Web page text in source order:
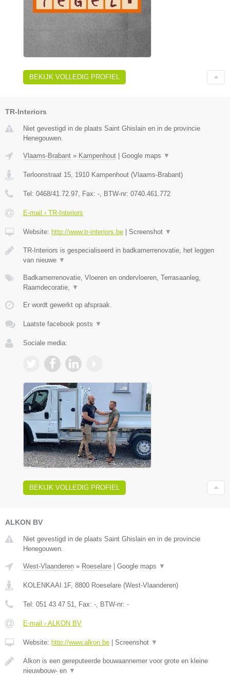
BEKIJK VOLLEDIG PROFIEL
TR-Interiors
Niet gevestigd in de plaats Saint Ghislain en in de provincie
Henegouwen.
Vlaams-Brabant » Kampenhout Google maps ▼
Terloonstraat 15 1910 Kampenhout (Vlaams-Brabant)
Tel: 0468/41.72.97 , Fax: - , BTW-nr: 0740.461.772
E-mail › TR-Interiors
Website: http://www.tr-interiors.be Screenshot ▼
TR-Interiors is gespecialiseerd in badkamerrenovatie, het leggen
van nieuwe ▼
Badkamerrenovatie, Vloeren en ondervloeren, Terrasaanleg,
Raamdecoratie,
▼
Er wordt gewerkt op afspraak.
Laatste facebook posts ▼
Sociale media:
BEKIJK VOLLEDIG PROFIEL
ALKON BV
Niet gevestigd in de plaats Saint Ghislain en in de provincie
Henegouwen.
West-Vlaanderen » Roeselare | Google maps ▼
KOLENKAAI 1F, 8800 Roeselare (West-Vlaanderen)
Tel: 051 43 47 51 , Fax: - , BTW-nr: -
E-mail › ALKON BV
Website: http://www.alkon.be | Screenshot ▼
Alkon is een gereputeerde bouwaannemer voor grote en kleine
nieuwbouw- en ▼